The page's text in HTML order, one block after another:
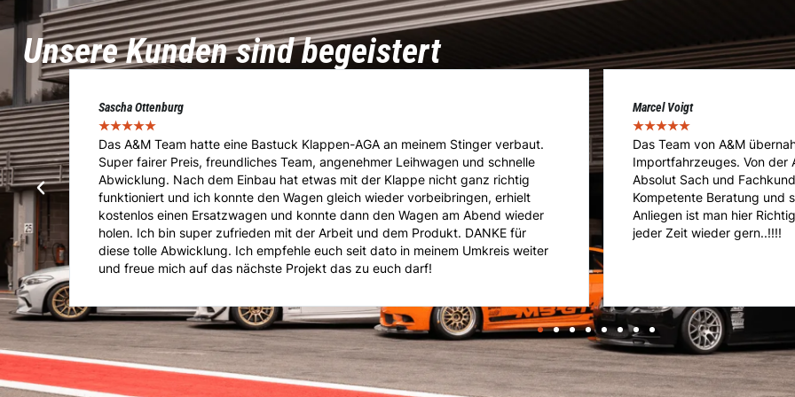
Unsere Kunden sind begeistert
Marcel Voigt
★★★★★
Das Team von A&M übernahm die Immatrikulation meines umgebauten
Importfahrzeuges. Von der Abholung über die Vorführung bis hin zum Service.
Absolut Sach und Fachkundig im Bereich Tuning, Eintragungen und Zulassung.
Kompetente Beratung und super Kommunikation. Gerade mit speziellen
Anliegen ist man hier Richtig. Kann mich nur weiterempfehlen. Vielen Dank und
jeder Zeit wieder gern..!!!!
Cédric Kläusler
★★★★★
A&M ist die Adresse
Reparatur- und
ein riesen Knowhow und
Geht nicht gibts nicht bei
Porsche GT3!